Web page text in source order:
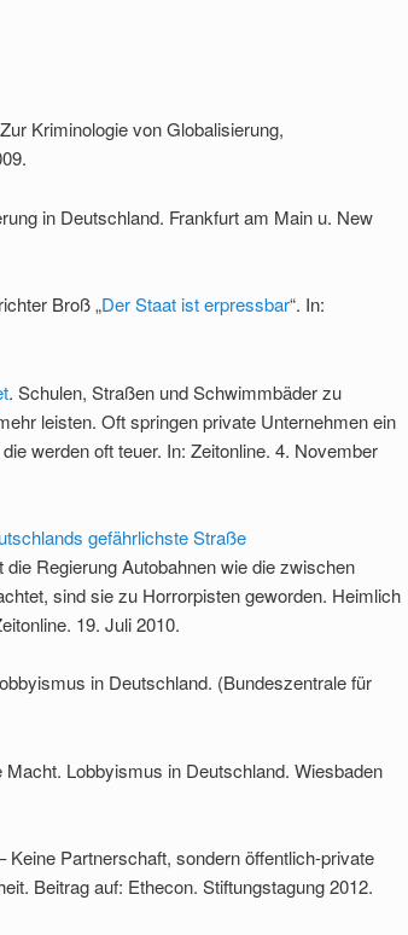
Kriminologie von Globalisierung,
in Deutschland. Frankfurt am Main u. New
Broß „Der Staat ist erpressbar“. In:
. Schulen, Straßen und Schwimmbäder zu
leisten. Oft springen private Unternehmen ein
werden oft teuer. In: Zeitonline. 4. November
gefährlichste Straße
Regierung Autobahnen wie die zwischen
sind sie zu Horrorpisten geworden. Heimlich
19. Juli 2010.
in Deutschland. (Bundeszentrale für
Lobbyismus in Deutschland. Wiesbaden
Keine Partnerschaft, sondern öffentlich-private
Beitrag auf: Ethecon. Stiftungstagung 2012.